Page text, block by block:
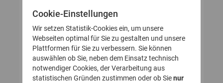
GwG zu stellen
So legen Sie Ihr Nutzerkonto für
das Transparenzregister an
Cookie-Einstellungen
Wir setzen Statistik-Cookies ein, um unsere
Webseiten optimal für Sie zu gestalten und unsere
Plattformen für Sie zu verbessern. Sie können
auswählen ob Sie, neben dem Einsatz technisch
notwendiger Cookies, der Verarbeitung aus
statistischen Gründen zustimmen oder ob Sienur